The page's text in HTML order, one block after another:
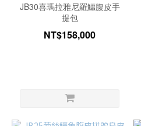
JB30喜瑪拉雅尼羅鱷腹皮手
提包
NT$158,000